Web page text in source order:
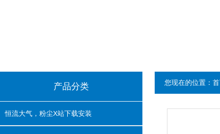
产品分类
恒流大气，粉尘X站下载安装
您现在的位置：